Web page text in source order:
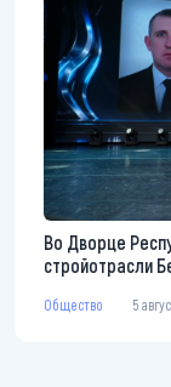
Во Дворце
стройотрасли
Общество 5